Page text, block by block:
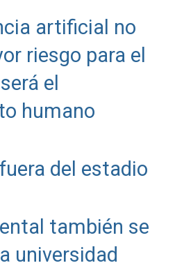
artificial no
riesgo para el
el
humano
del estadio
también se
universidad